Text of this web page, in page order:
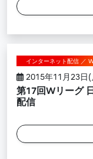
インターネット配信 ／
2015年11月23日(
第17回Wリーグ
配信